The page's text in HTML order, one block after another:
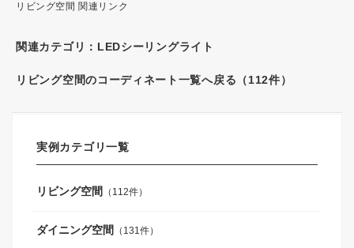
リビング空間 関連リンク
関連カテゴリ： LEDシーリングライト
リビング空間のコーディネート一覧へ戻る（112件）
実例カテゴリ一覧
リビング空間 （112件）
ダイニング空間 （131件）